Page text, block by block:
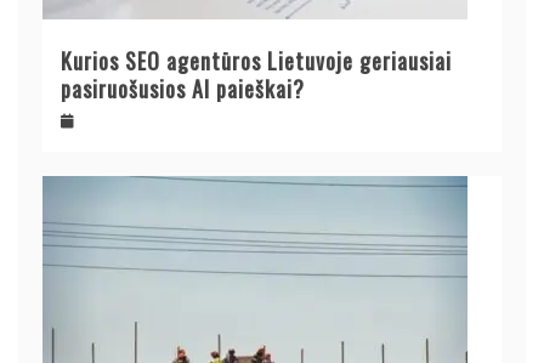
Kurios SEO agentūros Lietuvoje geriausiai
pasiruošusios AI paieškai?